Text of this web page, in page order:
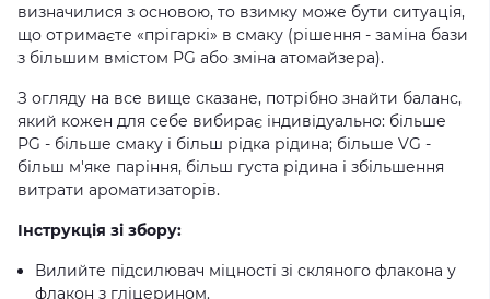
визначилися з основою, то взимку може бути ситуація,
що отримаєте «прігаркі» в смаку (рішення - заміна бази
з більшим вмістом PG або зміна атомайзера).
З огляду на все вище сказане, потрібно знайти баланс,
який кожен для себе вибирає індивідуально: більше
PG - більше смаку і більш рідка рідина; більше VG -
більш м'яке паріння, більш густа рідина і збільшення
витрати ароматизаторів.
Інструкція зі збору:
Вилийте підсилювач міцності зі скляного флакона у
флакон з гліцерином.